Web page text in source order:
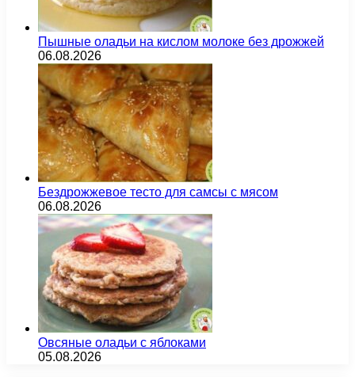
Пышные оладьи на кислом молоке без дрожжей
06.08.2026
Бездрожжевое тесто для самсы с мясом
06.08.2026
Овсяные оладьи с яблоками
05.08.2026